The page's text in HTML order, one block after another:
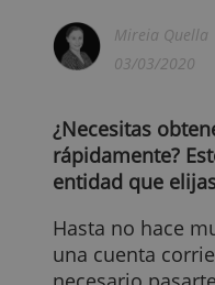
¿Cuánto
corriente?
03/03/
¿Necesitas
rápidamente?
entidad que